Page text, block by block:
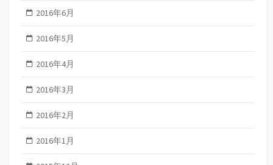
2016年6月
2016年5月
2016年4月
2016年3月
2016年2月
2016年1月